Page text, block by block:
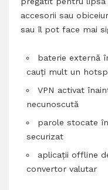
accesorii sau
sau îl pot face mai
baterie externă
cauți mult un
VPN activat
necunoscută
parole stocate
securizat
aplicații offline
convertor valutar